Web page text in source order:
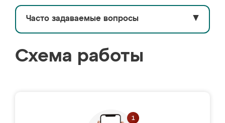
Часто задаваемые вопросы ▼
Схема работы